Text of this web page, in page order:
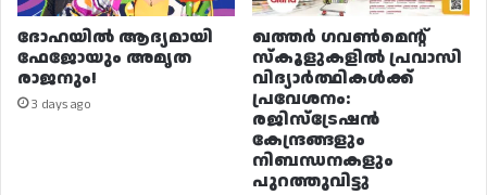
ദോഹയിൽ ആദ്യമായി
ഫേജോയും അമൃത
രാജനും!
3 days ago
ഖത്തർ ഗവൺമെന്റ്
സ്കൂളുകളിൽ പ്രവാസി
വിദ്യാർത്ഥികൾക്ക്
പ്രവേശനം:
രജിസ്ട്രേഷൻ
കേന്ദ്രങ്ങളും
നിബന്ധനകളും
പുറത്തുവിട്ടു